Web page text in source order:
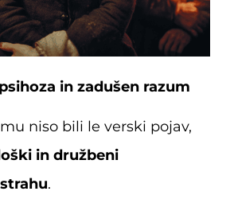
in zadušen razum
niso bili le verski pojav,
in družbeni
.